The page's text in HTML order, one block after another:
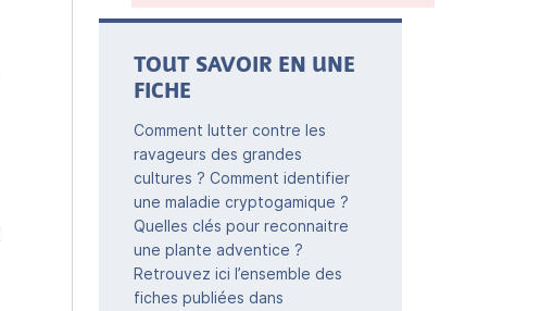
TOUT SAVOIR EN UNE
FICHE
Comment lutter contre les
ravageurs des grandes
cultures ? Comment identifier
une maladie cryptogamique ?
Quelles clés pour reconnaitre
une plante adventice ?
Retrouvez ici l’ensemble des
fiches publiées dans